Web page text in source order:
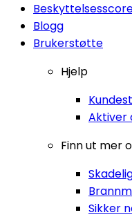
Blogg
Brukerstøtte
Hjelp
Aktiver
Finn ut mer
Sikker